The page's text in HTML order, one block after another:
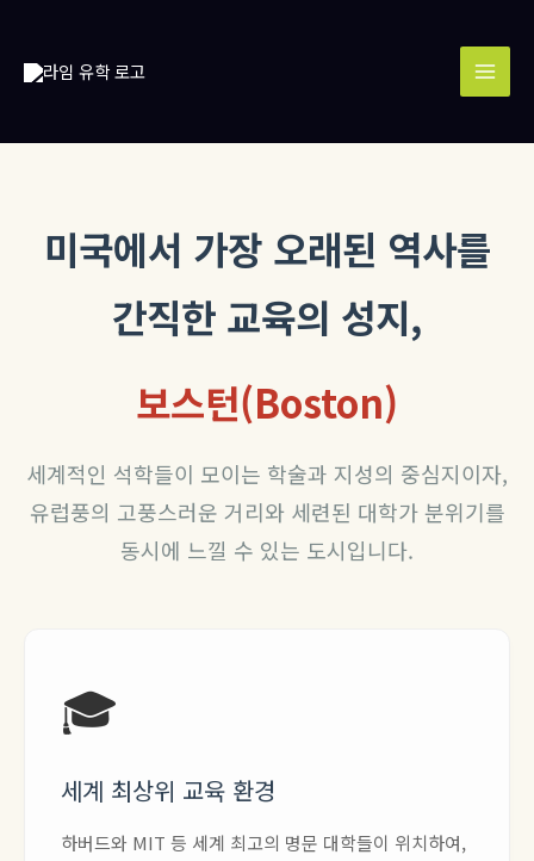
너
미국에서 가장 오래된 역사를
간직한 교육의 성지,
보스턴(Boston)
세계적인 석학들이 모이는 학술과 지성의 중심지이자,
유럽풍의 고풍스러운 거리와 세련된 대학가 분위기를
동시에 느낄 수 있는 도시입니다.
🎓
세계 최상위 교육 환경
하버드와 MIT 등 세계 최고의 명문 대학들이 위치하여,